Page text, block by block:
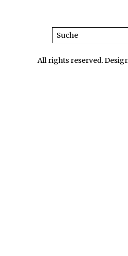
All rights reserved.